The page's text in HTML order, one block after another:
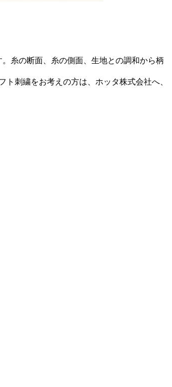
糸の断面、糸の側面、生地との調和から柄
刺繍をお考えの方は、ホッタ株式会社へ、